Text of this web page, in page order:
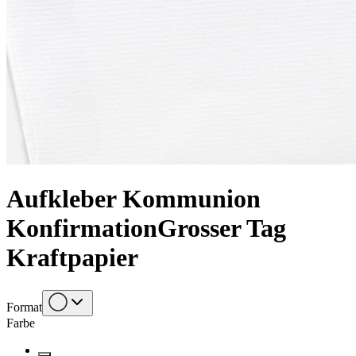
Aufkleber Kommunion
KonfirmationGrosser Tag
Kraftpapier
Format
Farbe